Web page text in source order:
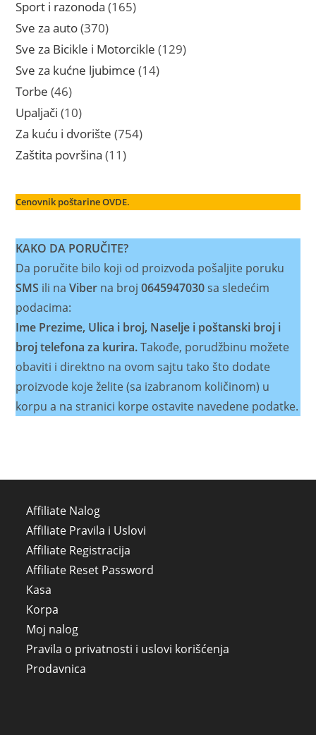
Sport i razonoda 165165
Sve za auto 370370
proizvoda
Sve za Bicikle i Motorcikle 129129
Sve za kućne ljubimce 1414
Torbe 4646
proizvoda
Upaljači 1010
proizvoda
Za kuću i dvorište 754754
Zaštita površina 1111
Cenovnik poštarine OVDE.
KAKO DA PORUČITE?
Da poručite bilo koji od proizvoda pošaljite poruku
SMS ili naViber na broj0645947030sa sledećim
podacima:
Ime Prezime, Ulica i broj, Naselje i poštanski broj i
broj telefona za kurira.Takođe, porudžbinu možete
obaviti i direktno na ovom sajtu tako što dodate
proizvode koje želite (sa izabranom količinom) u
korpu a na stranici korpe ostavite navedene podatke.
Affiliate Nalog
Affiliate Pravila i Uslovi
Affiliate Registracija
Affiliate Reset Password
Kasa
Korpa
Moj nalog
Pravila o privatnosti i uslovi korišćenja
Prodavnica